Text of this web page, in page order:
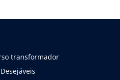
transformador